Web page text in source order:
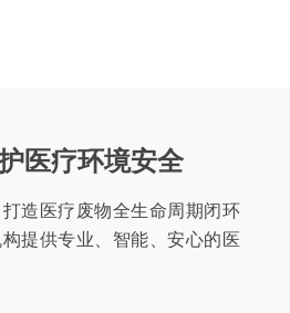
医疗环境安全
造医疗废物全生命周期闭环
提供专业、智能、安心的医